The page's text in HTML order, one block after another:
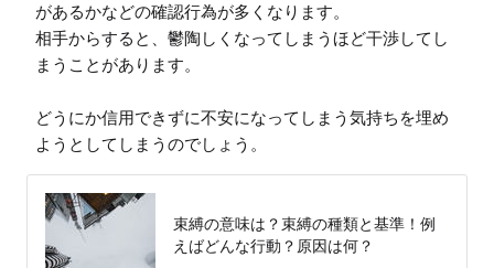
があるかなどの確認行為が多くなります。
相手からすると、鬱陶しくなってしまうほど干渉してし
まうことがあります。
どうにか信用できずに不安になってしまう気持ちを埋め
ようとしてしまうのでしょう。
束縛の意味は？束縛の種類と基準！例
えばどんな行動？原因は何？